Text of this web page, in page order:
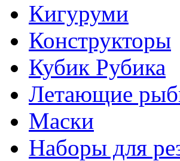
Кигуруми
Конструкторы
Кубик Рубика
Летающие
Маски
Наборы для